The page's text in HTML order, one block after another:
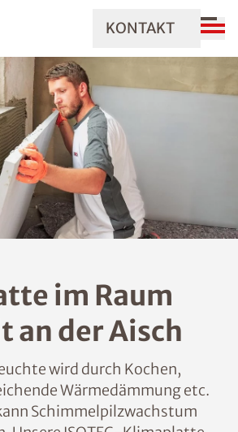
KONTAKT
im Raum
an der Aisch
wird durch Kochen,
Wärmedämmung etc.
Schimmelpilzwachstum